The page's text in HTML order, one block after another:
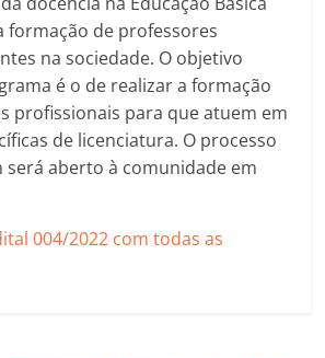
formação de professores
na sociedade. O objetivo
é o de realizar a formação
profissionais para que atuem em
de licenciatura. O processo
será aberto à comunidade em
004/2022 com todas as